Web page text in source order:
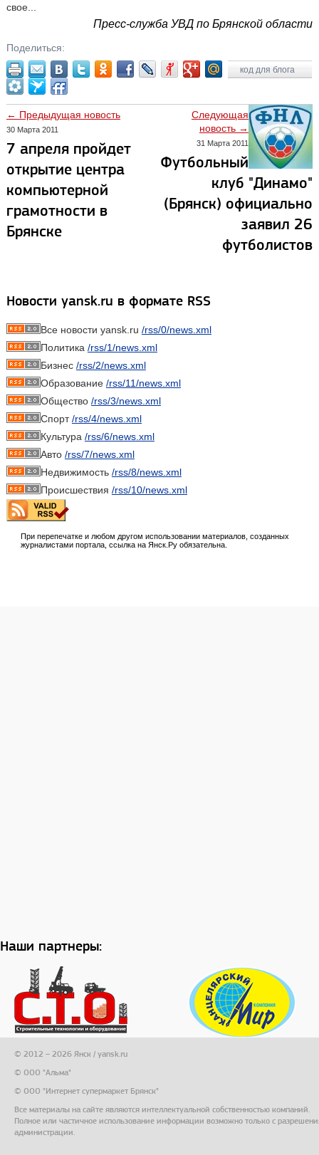
свое...
Пресс-служба УВД по Брянской области
Поделиться:
код для блога
← Предыдущая новость
30 Марта 2011
7 апреля пройдет
открытие центра
компьютерной
грамотности в
Брянске
Следующая
новость →
31 Марта 2011
Футбольный
клуб "Динамо"
(Брянск) официально
заявил 26
футболистов
Новости yansk.ru в формате RSS
Все новости yansk.ru /rss/0/news.xml
Политика /rss/1/news.xml
Бизнес /rss/2/news.xml
Образование /rss/11/news.xml
Общество /rss/3/news.xml
Спорт/rss/4/news.xml
Культура /rss/6/news.xml
Авто /rss/7/news.xml
Недвижимость /rss/8/news.xml
Происшествия /rss/10/news.xml
При перепечатке и любом другом использовании материалов, созданных
журналистами портала, ссылка на Янск.Ру обязательна.
Наши партнеры:
© 2012 – 2026 Янск / yansk.ru
© ООО "Альма"
© ООО "Интернет супермаркет Брянск"
Все материалы на сайте являются интеллектуальной собственностью компаний.
Полное или частичное использование информации возможно только с
администрации.